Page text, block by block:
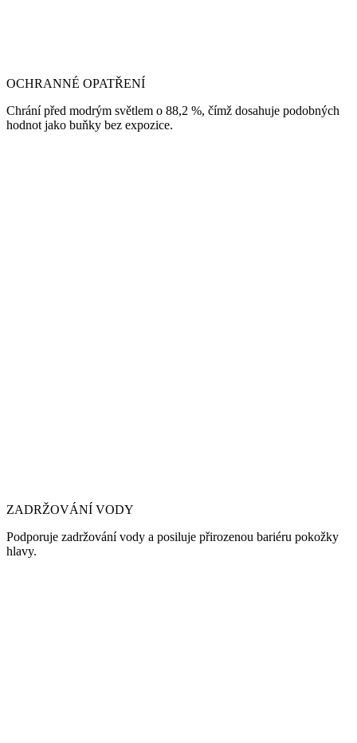
OCHRANNÉ OPATŘENÍ
Chrání před modrým světlem o 88,2 %, čímž dosahuje podobných
hodnot jako buňky bez expozice.
ZADRŽOVÁNÍ VODY
Podporuje zadržování vody a posiluje přirozenou bariéru pokožky
hlavy.